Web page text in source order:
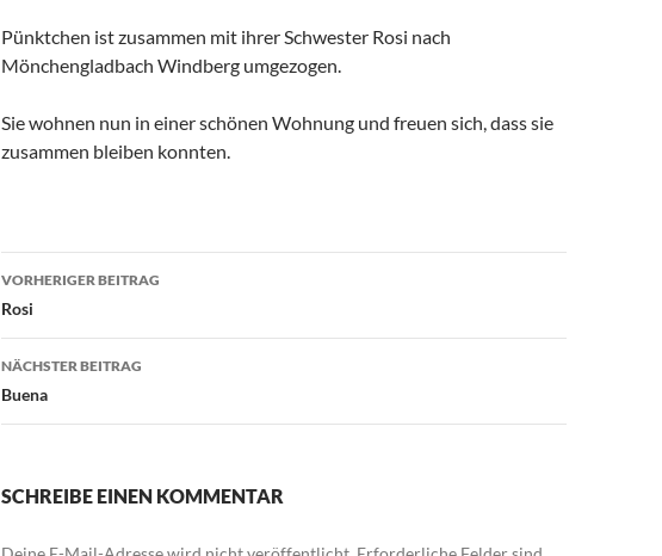
Pünktchen ist zusammen mit ihrer Schwester Rosi nach
Mönchengladbach Windberg umgezogen.
Sie wohnen nun in einer schönen Wohnung und freuen sich, dass sie
zusammen bleiben konnten.
Beitragsnavigation
VORHERIGER BEITRAG
Rosi
NÄCHSTER BEITRAG
Buena
SCHREIBE EINEN KOMMENTAR